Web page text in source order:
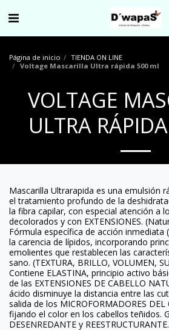
Página de inicio
TIENDA ON LINE
Voltage Mascarilla Ultra rápida 500 ml
VOLTAGE
ULTRA
Mascarilla Ultrarapida es una emulsión
el tratamiento profundo de la
la fibra capilar, con especial atención a
decolorados y con EXTENSIONES.
Fórmula específica de acción inmediata
la carencia de lípidos, incorporando
emolientes que restablecen las
sano. (TEXTURA, BRILLO, VOLUMEN,
Contiene ELASTINA, principio activo
de las EXTENSIONES DE CABELLO
ácido disminuye la distancia entre las
salida de los MICROFORMADORES
fijando el color en los cabellos teñidos.
DESENREDANTE y REESTRUCTURANTE.